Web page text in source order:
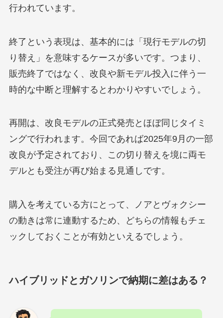
行われています。
終了という表現は、基本的には「現行モデルの切
り替え」を意味するケースが多いです。つまり、
販売終了ではなく、改良や新モデル投入に伴う一
時的な中断と理解するとわかりやすいでしょう。
再開は、改良モデルの正式発売とほぼ同じタイミ
ングで行われます。今回であれば2025年9月の一部
改良が予定されており、この切り替えを境に両モ
デルとも受注が再び始まる見通しです。
購入を考えている方にとって、ノアとヴォクシー
の動きは常に連動するため、どちらの情報もチェ
ックしておくことが有効といえるでしょう。
ハイブリッドとガソリンで納期に差はある？